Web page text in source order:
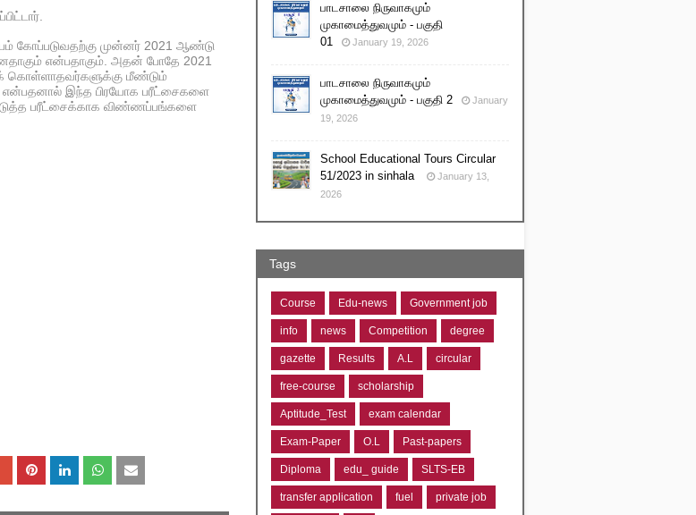
கோப்படுவதற்கு முன்னர் 2021 ஆண்டு
என்பதாகும். அதன் போதே 2021
கொள்ளாதவர்களுக்கு மீண்டும்
என்பதனால் இந்த பிரயோக பரீட்சைகளை
அடுத்த பரீட்சைக்காக விண்ணப்பங்களை
பாடசாலை நிருவாகமும்
முகாமைத்துவமும் - பகுதி
01
January 19, 2026
பாடசாலை நிருவாகமும்
முகாமைத்துவமும் - பகுதி 2
January
19, 2026
School Educational Tours Circular
51/2023 in sinhala
January 13,
2026
Tags
Course Edu-news Government job
info news Competition degree
gazette Results A.L circular
free-course scholarship
Aptitude_Test exam calendar
Exam-Paper O.L Past-papers
Diploma edu_ guide SLTS-EB
transfer application fuel private job